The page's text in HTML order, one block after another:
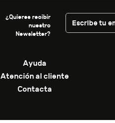
¿Quieres recibir
nuestro
Newsletter?
Ayuda
Atención al cliente
Contacta